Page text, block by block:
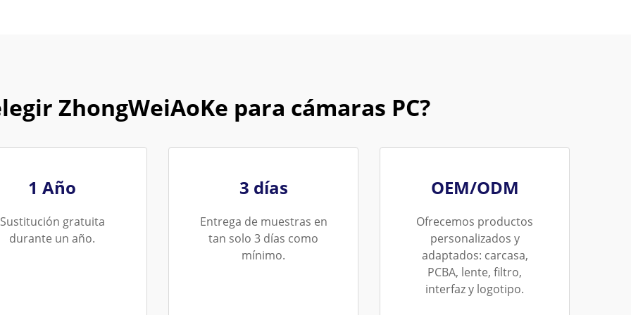
ZhongWeiAoKe para cámaras PC?
1 Año
Sustitución gratuita
durante un año.
3 días
Entrega de muestras en
tan solo 3 días como
mínimo.
OEM/ODM
Ofrecemos productos
personalizados y
adaptados: carcasa,
PCBA, lente, filtro,
interfaz y logotipo.